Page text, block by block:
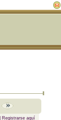
Registrarse aquí